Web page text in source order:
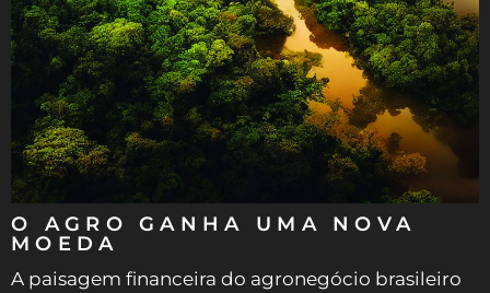
O AGRO GANHA UMA NOVA
MOEDA
A paisagem financeira do agronegócio brasileiro